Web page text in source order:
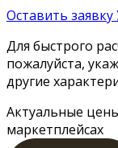
Оставить заявку
Для быстрого
пожалуйста,
другие
Актуальные
маркетплейсах